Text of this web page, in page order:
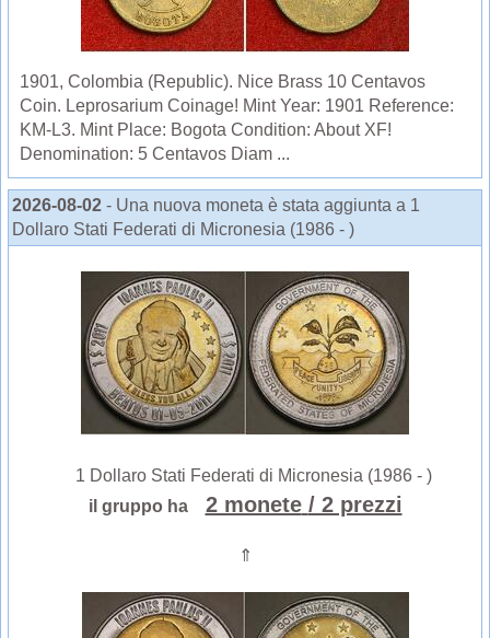
1901, Colombia (Republic). Nice Brass 10 Centavos
Coin. Leprosarium Coinage! Mint Year: 1901 Reference:
KM-L3. Mint Place: Bogota Condition: About XF!
Denomination: 5 Centavos Diam ...
2026-08-02 - Una nuova moneta è stata aggiunta a 1
Dollaro Stati Federati di Micronesia (1986 - )
1 Dollaro Stati Federati di Micronesia (1986 - )
il gruppo ha
2 monete / 2 prezzi
⇑